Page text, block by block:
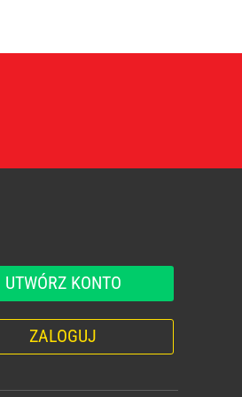
UTWÓRZ KONTO
ZALOGUJ